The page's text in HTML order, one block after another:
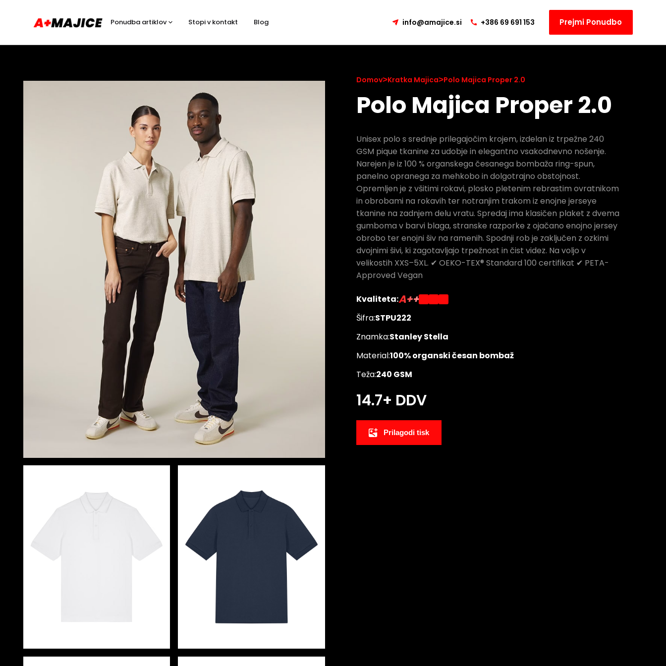
Ponudba artiklov Stopi v kontakt Blog info@amajice.si +386 69 691 153 Prejmi Ponudbo
Domov>Kratka Majica>Polo Majica Proper 2.0
Polo Majica Proper 2.0
Unisex polo s srednje prilegajočim krojem, izdelan iz trpežne 240
GSM pique tkanine za udobje in elegantno vsakodnevno nošenje.
Narejen je iz 100 % organskega česanega bombaža ring-spun,
panelno opranega za mehkobo in dolgotrajno obstojnost.
Opremljen je z všitimi rokavi, plosko pletenim rebrastim ovratnikom
in obrobami na rokavih ter notranjim trakom iz enojne jerseye
tkanine na zadnjem delu vratu. Spredaj ima klasičen plaket z dvema
gumboma v barvi blaga, stranske razporke z ojačano enojno jersey
obrobo ter enojni šiv na ramenih. Spodnji rob je zaključen z ozkimi
dvojnimi šivi, ki zagotavljajo trpežnost in čist videz. Na voljo v
velikostih XXS–5XL. ✔ OEKO-TEX® Standard 100 certifikat ✔ PETA-
Approved Vegan
Kvaliteta:A++
Šifra:STPU222
Znamka:Stanley Stella
Material:100% organski česan bombaž
Teža:240 GSM
14.7+ DDV
Prilagodi tisk